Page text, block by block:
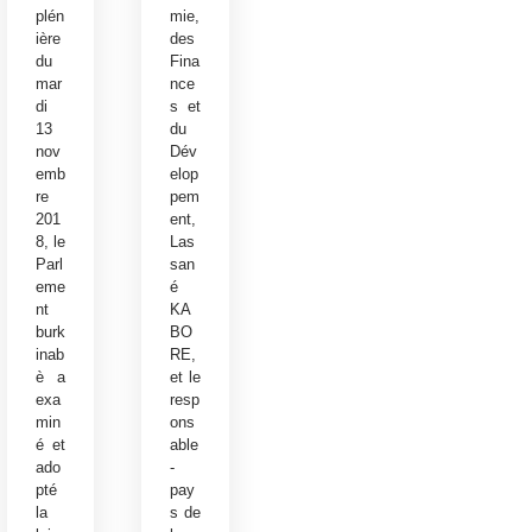
plén
ière
du
mar
di
13
nov
emb
re
201
8, le
Parl
eme
nt
burk
inab
è a
exa
min
é et
ado
pté
la
mie,
des
Fina
nce
s et
du
Dév
elop
pem
ent,
Las
san
é
KA
BO
RE,
et le
resp
ons
able
-
pay
s de